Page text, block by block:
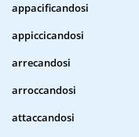
appacificandosi
appiccicandosi
arrecandosi
arroccandosi
attaccandosi